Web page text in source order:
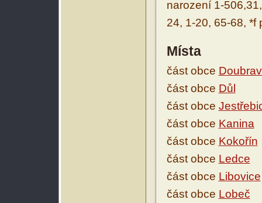
narození 1-
24, 1-20, 65-68, *f
Místa
část obce
část obce Důl
část obce
část obce Kanina
část obce Kokořín
část obce Ledce
část obce Libovice
část obce Lobeč